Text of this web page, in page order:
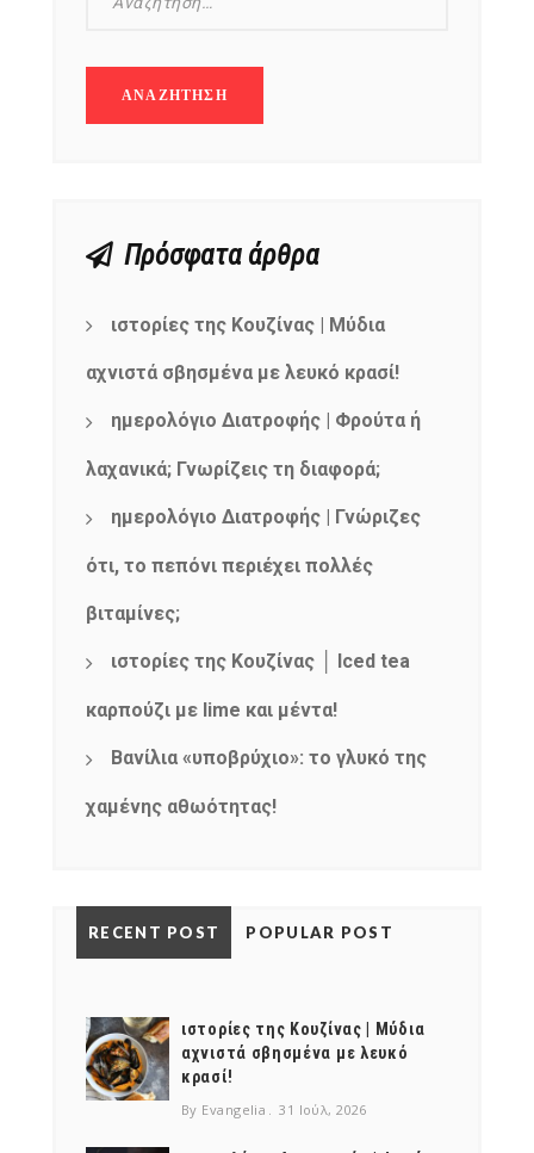
Πρόσφατα άρθρα
ιστορίες της Κουζίνας | Μύδια
αχνιστά σβησμένα με λευκό κρασί!
ημερολόγιο Διατροφής | Φρούτα ή
λαχανικά; Γνωρίζεις τη διαφορά;
ημερολόγιο Διατροφής | Γνώριζες
ότι, το πεπόνι περιέχει πολλές
βιταμίνες;
ιστορίες της Κουζίνας │ Iced tea
καρπούζι με lime και μέντα!
Βανίλια «υποβρύχιο»: το γλυκό της
χαμένης αθωότητας!
RECENT POST POPULAR POST
ιστορίες της Κουζίνας | Μύδια
αχνιστά σβησμένα με λευκό
κρασί!
By Evangelia 31 Ιούλ, 2026
Get ti
your favorite